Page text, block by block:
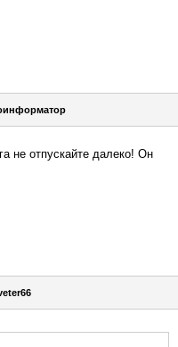
не отпускайте далеко! Он